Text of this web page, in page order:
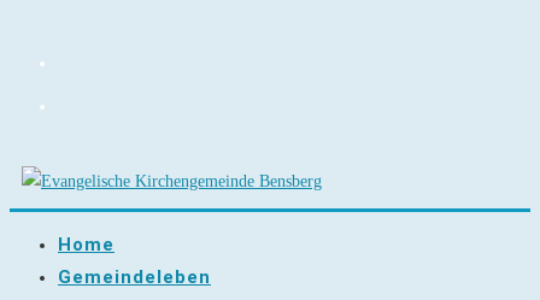
Home
Gemeindeleben